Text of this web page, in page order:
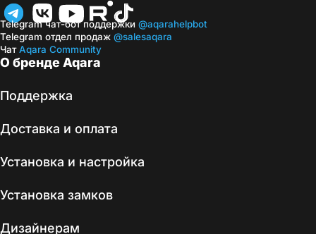
О бренде Aqara
Поддержка
Доставка и оплата
Установка и настройка
Установка замков
Дизайнерам
Telegram чат-бот поддержки @aqarahelpbot
Telegram отдел продаж @salesaqara
ЧатAqara Community